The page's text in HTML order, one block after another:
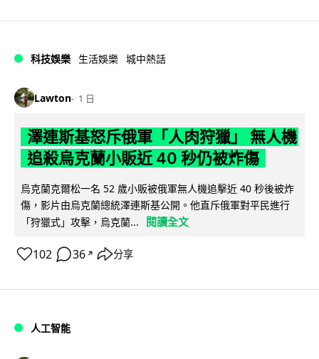
科技娛樂 生活娛樂 城中熱話
Lawton 1 日
澤連斯基怒斥俄軍「人肉狩獵」 無人機
追殺烏克蘭小販近 40 秒仍被炸傷
烏克蘭克爾松一名 52 歲小販被俄軍無人機追擊近 40 秒後被炸
傷，影片由烏克蘭總統澤連斯基公開。他直斥俄軍對平民進行
「狩獵式」攻擊，烏克蘭...
閱讀全文
102 36 ↗ 分享
人工智能